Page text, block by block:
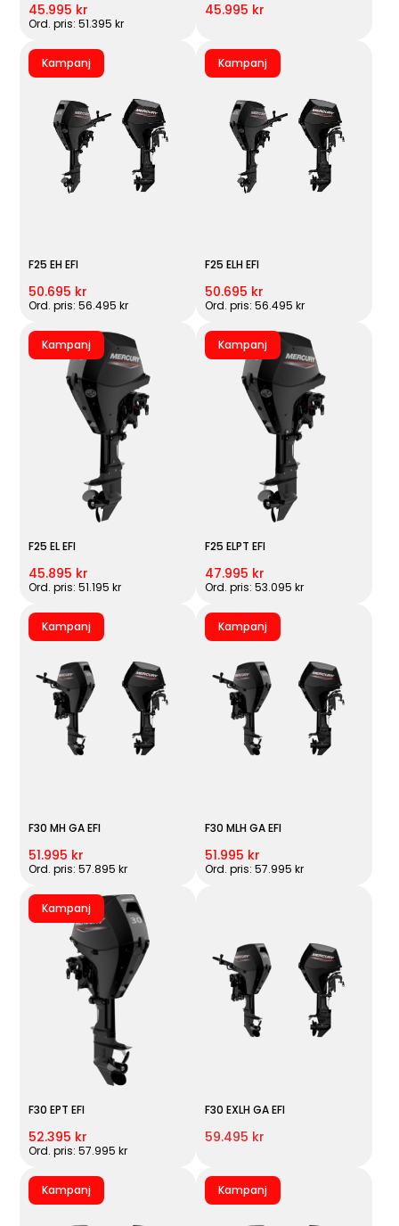
45.995 kr
Ord. pris: 51.395 kr
45.995 kr
Kampanj
F25 EH EFI
50.695 kr
Ord. pris: 56.495 kr
Kampanj
F25 ELH EFI
50.695 kr
Ord. pris: 56.495 kr
Kampanj
F25 EL EFI
45.895 kr
Ord. pris: 51.195 kr
Kampanj
F25 ELPT EFI
47.995 kr
Ord. pris: 53.095 kr
Kampanj
F30 MH GA EFI
51.995 kr
Ord. pris: 57.895 kr
Kampanj
F30 MLH GA EFI
51.995 kr
Ord. pris: 57.995 kr
Kampanj
F30 EPT EFI
52.395 kr
Ord. pris: 57.995 kr
F30 EXLH GA EFI
59.495 kr
Kampanj Kampanj